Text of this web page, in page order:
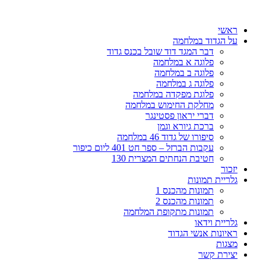
ראשי
על הגדוד במלחמה
דבר המגד דוד שובל בכנס גדוד
פלוגה א במלחמה
פלוגה ב במלחמה
פלוגה ג במלחמה
פלוגת מפקדה במלחמה
מחלקת החימוש במלחמה
דברי יראון פסטינגר
ברכת גיורא וגמן
סיפורו של גדוד 46 במלחמה
עקבות הברזל – ספר חט 401 ליום כיפור
חטיבת הנחתים המצרית 130
יזכור
גלריית תמונות
תמונות מהכנס 1
תמונות מהכנס 2
תמונות מתקופת המלחמה
גלריית וידאו
ראיונות אנשי הגדוד
מצגות
יצירת קשר